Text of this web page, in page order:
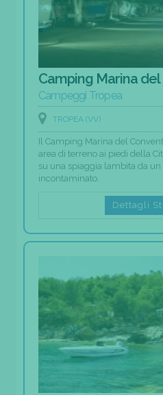
Camping Marina
Campeggi Tropea
TROPEA (VV)
Il Camping Marina del
area di terreno ai piedi della
su una spiaggia lambita da
incontaminato.
Dettagli